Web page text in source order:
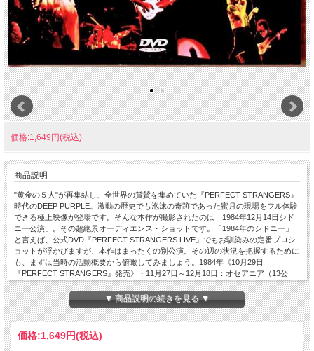
価格:1,649円(税込)
商品説明
"黄金の５人"が再集結し、全世界の賞賛を集めていた『PERFECT STRANGERS』
時代のDEEP PURPLE。激動の歴史でも泡沫の奇跡であった蜜月の現場をフル体験
できる極上映像が登場です。そんな本作が撮影されたのは「1984年12月14日シド
ニー公演」。その超絶景オーディエンス・ショットです。「1984年のシドニー」
と言えば、公式DVD『PERFECT STRANGERS LIVE』でもお馴染みの定番プロシ
ョットが浮かびますが、本作はまったくの別公演。その辺の状況を把握するために
も、まずは当時の活動概要から俯瞰してみましょう。1984年《10月29日
『PERFECT STRANGERS』発売》・11月27日～12月18日：オセアニア（13公
演）←★ココ★1985年・１月18日～４月９日：北米#1（47公演）←※DETROIT
1985他・５月３日：ホノルル公演・５月８日～16日：日本（８公演）←※OSAKA
1985 1ST NIGHT他・６月14日～７月17日：欧州（17公演）←※KNEBWORTH
1985他・８月14日～24日：北米#2（６公演）←※ALPINE VALLEY 1985 これが
1984／1985年のDEEP PURPLE。『PERFECT STRANGERS』リリースを復活の
狼煙としてワールドツアーを開始するわけですが、その本編はあくまで1985年。
▼ 商品説明の続きを見る ▼
価格:1,649円(税込)